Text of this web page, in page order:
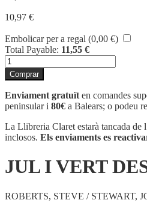
10,97 €
Embolicar per a regal (0,00 €)
Total Payable: 11,55 €
quantitat
de
JUL
I
VERT
DESENTONEN
Comprar
Enviament gratuït en comandes
peninsular i 80€ a Balears; o podeu
La Llibreria Claret estarà tancada de
inclosos. Els enviaments es
JUL I VERT
ROBERTS, STEVE / STEWART,